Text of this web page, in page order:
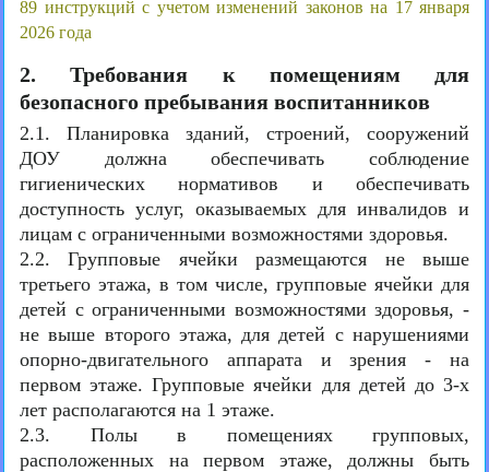
89 инструкций с учетом изменений законов на 17 января
2026 года
2. Требования к помещениям для
безопасного пребывания воспитанников
2.1. Планировка зданий, строений, сооружений
ДОУ должна обеспечивать соблюдение
гигиенических нормативов и обеспечивать
доступность услуг, оказываемых для инвалидов и
лицам с ограниченными возможностями здоровья.
2.2. Групповые ячейки размещаются не выше
третьего этажа, в том числе, групповые ячейки для
детей с ограниченными возможностями здоровья, -
не выше второго этажа, для детей с нарушениями
опорно-двигательного аппарата и зрения - на
первом этаже. Групповые ячейки для детей до 3-х
лет располагаются на 1 этаже.
2.3. Полы в помещениях групповых,
расположенных на первом этаже, должны быть